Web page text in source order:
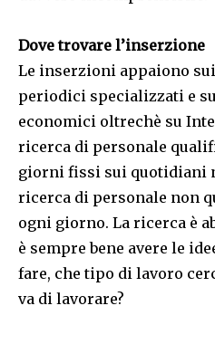
Dove trovare l’inserzione
Le inserzioni appaiono
periodici specializzati e
economici oltrechè su
ricerca di personale
giorni fissi sui quotidiani
ricerca di personale non
ogni giorno. La ricerca è
è sempre bene avere le
fare, che tipo di lavoro
va di lavorare?